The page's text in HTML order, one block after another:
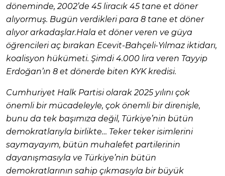
döneminde, 2002’de 45 liracık 45 tane et döner
alıyormuş. Bugün verdikleri para 8 tane et döner
alıyor arkadaşlar.Hala et döner veren ve güya
öğrencileri aç bırakan Ecevit-Bahçeli-Yılmaz iktidarı,
koalisyon hükümeti. Şimdi 4.000 lira veren Tayyip
Erdoğan’ın 8 et dönerde biten KYK kredisi.
Cumhuriyet Halk Partisi olarak 2025 yılını çok
önemli bir mücadeleyle, çok önemli bir direnişle,
bunu da tek başımıza değil, Türkiye’nin bütün
demokratlarıyla birlikte… Teker teker isimlerini
saymayayım, bütün muhalefet partilerinin
dayanışmasıyla ve Türkiye’nin bütün
demokratlarının sahip çıkmasıyla bir büyük